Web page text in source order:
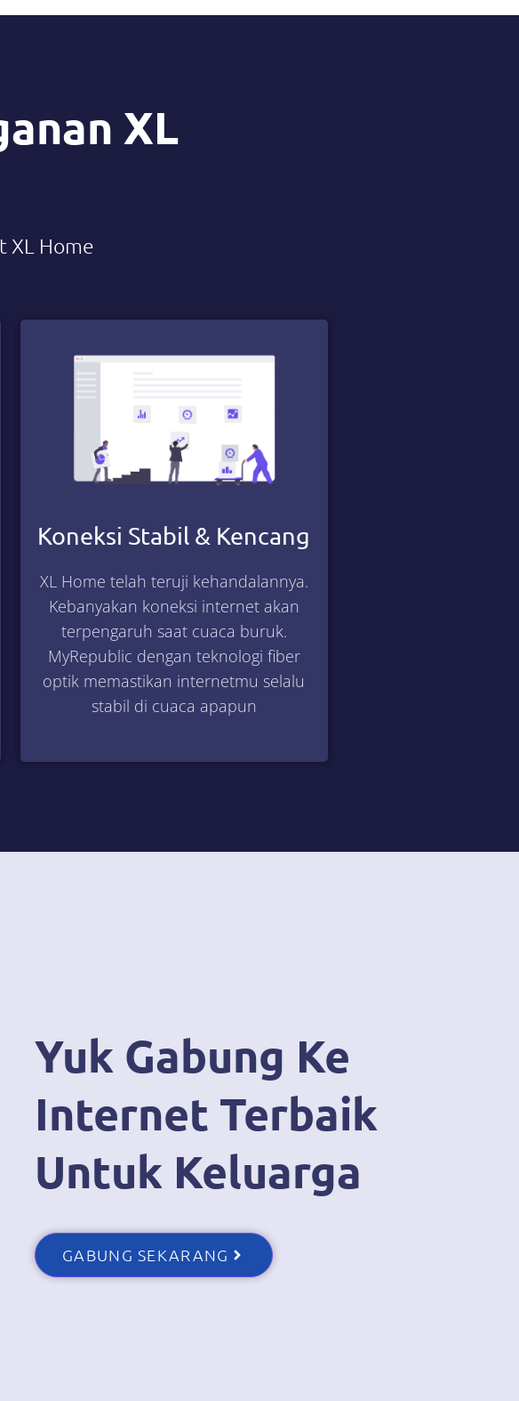
XL
XL Home
Koneksi Stabil & Kencang
XL Home telah teruji kehandalannya.
Kebanyakan koneksi internet akan
terpengaruh saat cuaca buruk.
MyRepublic dengan teknologi fiber
optik memastikan internetmu selalu
stabil di cuaca apapun
Yuk Gabung Ke
Internet Terbaik
Untuk Keluarga
GABUNG SEKARANG